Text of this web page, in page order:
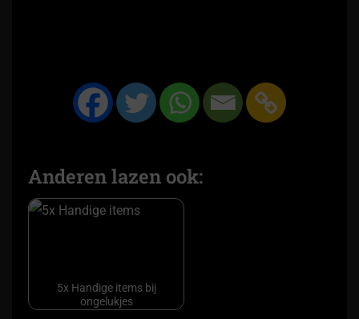
Anderen lazen ook:
5x Handige items bij
ongelukjes